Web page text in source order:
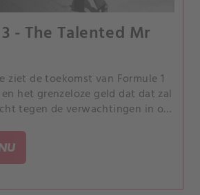
- The Talented Mr
ziet de toekomst van Formule 1
het grenzeloze geld dat dat zal
tegen de verwachtingen in om